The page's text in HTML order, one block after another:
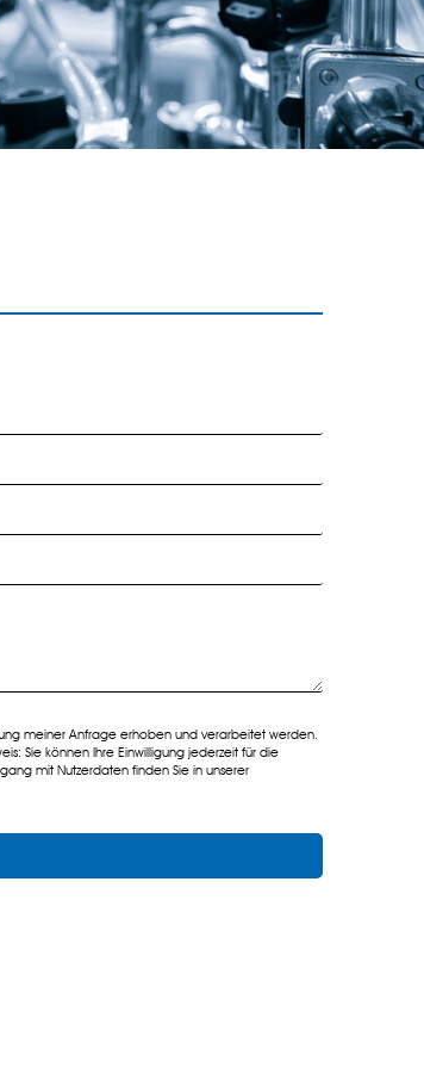
meiner Anfrage erhoben und verarbeitet werden.
Sie können Ihre Einwilligung jederzeit für die
mit Nutzerdaten finden Sie in unserer